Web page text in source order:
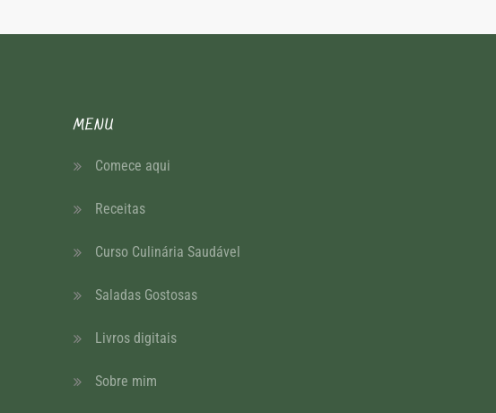
MENU
Comece aqui
Receitas
Curso Culinária Saudável
Saladas Gostosas
Livros digitais
Sobre mim